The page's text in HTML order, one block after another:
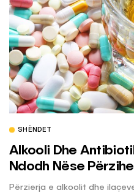
SHËNDET
Alkooli Dhe
Ndodh Nëse
Përzierja e alkoolit dhe